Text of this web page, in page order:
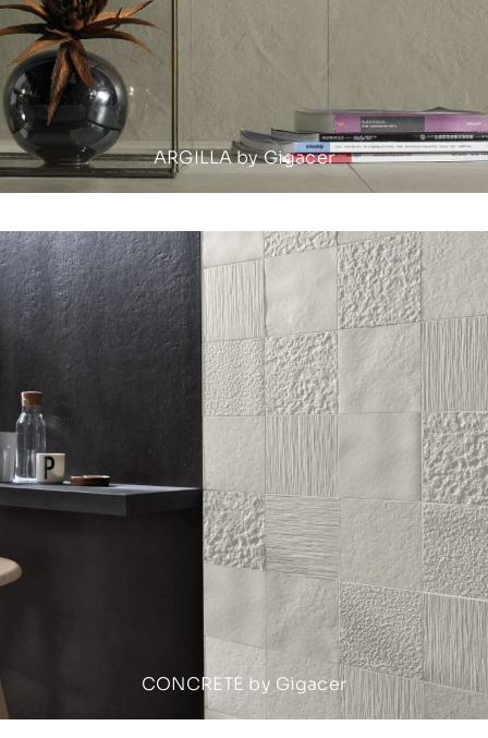
ARGILLA by Gigacer
CONCRETE by Gigacer